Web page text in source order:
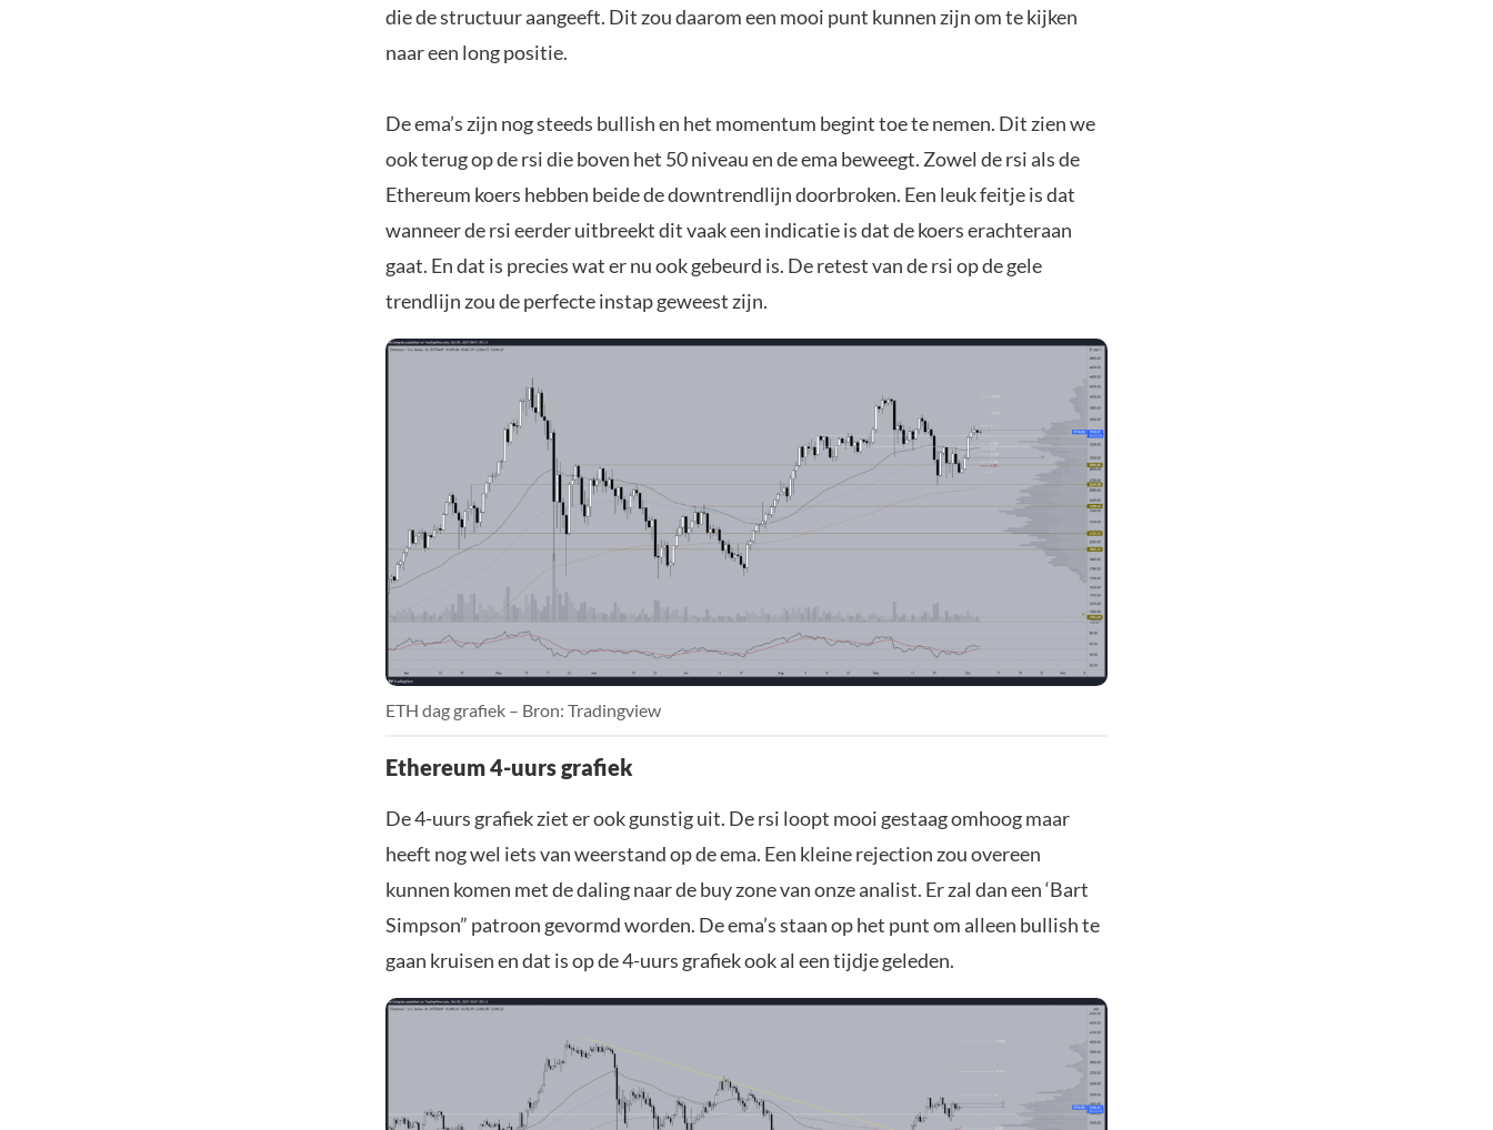
die de structuur aangeeft. Dit zou daarom een mooi punt kunnen zijn om te kijken
naar een long positie.
De ema’s zijn nog steeds bullish en het momentum begint toe te nemen. Dit zien we
ook terug op de rsi die boven het 50 niveau en de ema beweegt. Zowel de rsi als de
Ethereum koers hebben beide de downtrendlijn doorbroken. Een leuk feitje is dat
wanneer de rsi eerder uitbreekt dit vaak een indicatie is dat de koers erachteraan
gaat. En dat is precies wat er nu ook gebeurd is. De retest van de rsi op de gele
trendlijn zou de perfecte instap geweest zijn.
ETH dag grafiek – Bron: Tradingview
Ethereum 4-uurs grafiek
De 4-uurs grafiek ziet er ook gunstig uit. De rsi loopt mooi gestaag omhoog maar
heeft nog wel iets van weerstand op de ema. Een kleine rejection zou overeen
kunnen komen met de daling naar de buy zone van onze analist. Er zal dan een ‘Bart
Simpson” patroon gevormd worden. De ema’s staan op het punt om alleen bullish te
gaan kruisen en dat is op de 4-uurs grafiek ook al een tijdje geleden.